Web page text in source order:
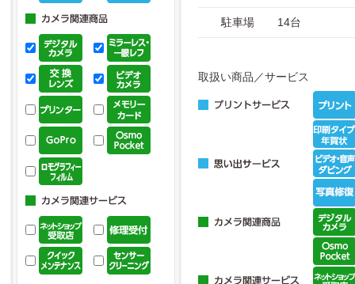
駐車場 14台
取扱い商品／サービス